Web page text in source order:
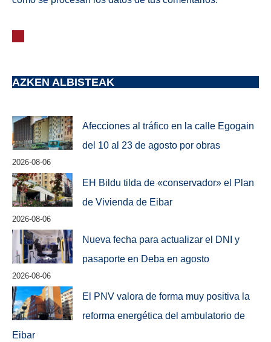
AZKEN ALBISTEAK
Afecciones al tráfico en la calle Egogain
del 10 al 23 de agosto por obras
2026-08-06
EH Bildu tilda de «conservador» el Plan
de Vivienda de Eibar
2026-08-06
Nueva fecha para actualizar el DNI y
pasaporte en Deba en agosto
2026-08-06
El PNV valora de forma muy positiva la
reforma energética del ambulatorio de
Eibar